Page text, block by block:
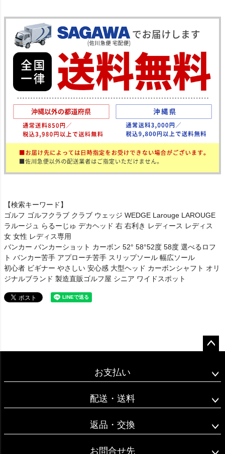
【検索キーワード】
ゴルフ ゴルフクラブ クラブ ウェッジ WEDGE Larouge LAROUGE
ラルージュ らるーじゅ デカヘッド 右 右利き レディース レディス
女 女性 レディス専用
バンカー バンカーショット カーボン 52° 58°52度 58度 選べるロフ
ト バンカー苦手 アプローチ苦手 スリップソール 幅広ソール
初心者 ビギナー やさしい 安心感 大型ヘッド カーボンシャフト オリ
ジナルブランド 製造直販ゴルフ屋 シニア ワイドスポット
ップ
お支払い
配送・送料
返品・交換
お問合せ先